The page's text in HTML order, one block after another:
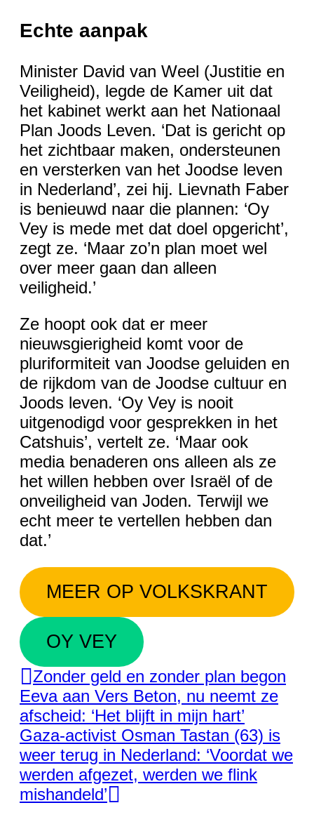
Echte aanpak
Minister David van Weel (Justitie en
Veiligheid), legde de Kamer uit dat
het kabinet werkt aan het Nationaal
Plan Joods Leven. ‘Dat is gericht op
het zichtbaar maken, ondersteunen
en versterken van het Joodse leven
in Nederland’, zei hij. Lievnath Faber
is benieuwd naar die plannen: ‘Oy
Vey is mede met dat doel opgericht’,
zegt ze. ‘Maar zo’n plan moet wel
over meer gaan dan alleen
veiligheid.’
Ze hoopt ook dat er meer
nieuwsgierigheid komt voor de
pluriformiteit van Joodse geluiden en
de rijkdom van de Joodse cultuur en
Joods leven. ‘Oy Vey is nooit
uitgenodigd voor gesprekken in het
Catshuis’, vertelt ze. ‘Maar ook
media benaderen ons alleen als ze
het willen hebben over Israël of de
onveiligheid van Joden. Terwijl we
echt meer te vertellen hebben dan
dat.’
MEER OP VOLKSKRANT
OY VEY
Zonder geld en zonder plan begon
Eeva aan Vers Beton, nu neemt ze
afscheid: ‘Het blijft in mijn hart’
Gaza-activist Osman Tastan (63) is
weer terug in Nederland: ‘Voordat we
werden afgezet, werden we flink
mishandeld’